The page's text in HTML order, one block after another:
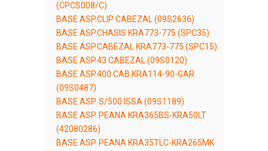
(CPCS008/C)
BASE ASP.CLIP CABEZAL (09S2636)
BASE ASP.CHASIS KRA773-775 (SPC35)
BASE ASP.CABEZAL KRA773-775 (SPC15)
BASE ASP.43 CABEZAL (09S0120)
BASE ASP.400 CAB.KRA114-90-GAR
(09S0487)
BASE ASP. S/500 ISSA (09S1189)
BASE ASP. PEANA KRA365BS-KRA50LT
(42080286)
BASE ASP. PEANA KRA35TLC-KRA265MK